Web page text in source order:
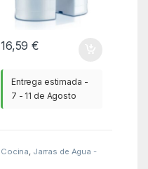
16,59€
Entrega estimada -
7 - 11 de Agosto
Cocina, Jarras de Agua -